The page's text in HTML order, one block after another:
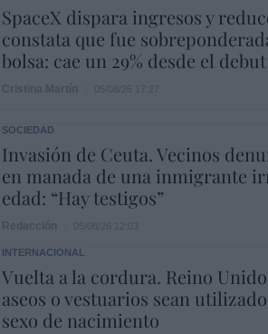
SpaceX dispara ingresos y
constata que fue
bolsa: cae un 29% desde el debut
SOCIEDAD
Invasión de Ceuta. Vecinos
en manada de una inmigrante
edad: “Hay testigos”
INTERNACIONAL
Vuelta a la cordura. Reino
aseos o vestuarios sean
sexo de nacimiento